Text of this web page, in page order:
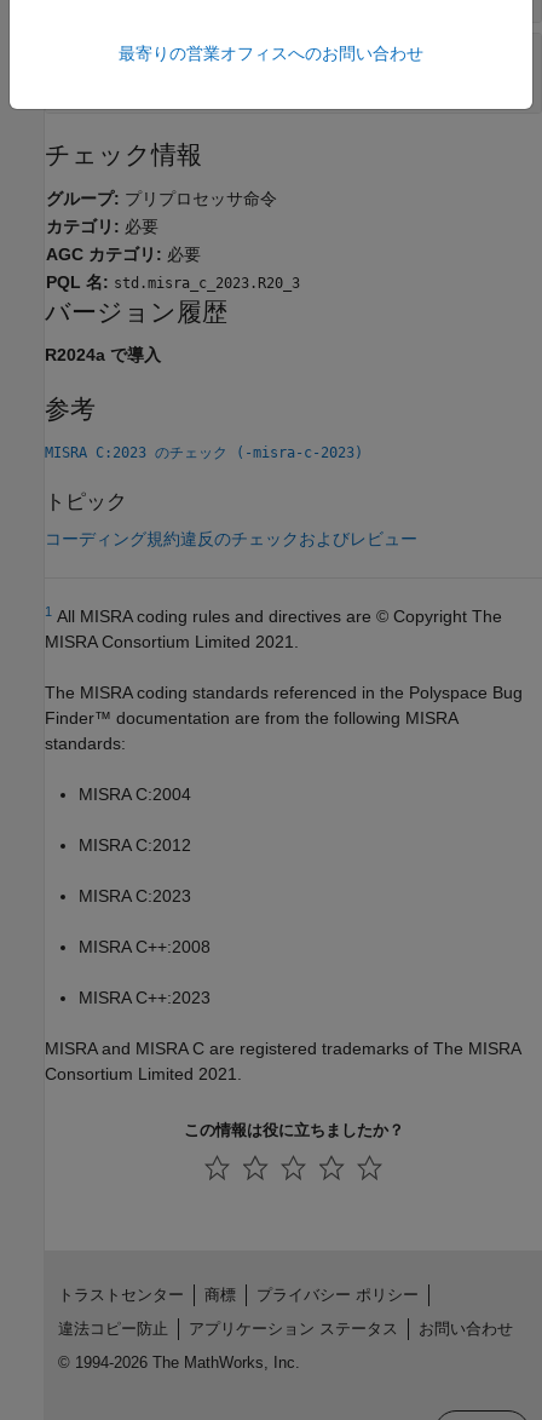
#include命令で不一致のかっこまたは引用符が
チェック情報
グループ: プリプロセッサ命令
カテゴリ: 必要
AGC カテゴリ: 必要
PQL 名: std.misra_c_2023.R20_3
バージョン履歴
R2024a で導入
参考
MISRA C:2023 のチェック (-misra-c-2023)
トピック
コーディング規約違反のチェックおよびレビュー
1 All MISRA coding rules and directives are © Copyright The
MISRA Consortium Limited 2021.
The MISRA coding standards referenced in the Polyspace Bug
Finder™ documentation are from the following MISRA
standards:
MISRA C:2004
MISRA C:2012
MISRA C:2023
MISRA C++:2008
MISRA C++:2023
MISRA and MISRA C are registered trademarks of The MISRA
Consortium Limited 2021.
この情報は役に立ちましたか？
最寄りの営業オフィスへのお問い合わせ
トラストセンター 商標
プライバシー ポリシー
違法コピー防止
アプリケーション ステータス
お問い合わせ
© 1994-2026 The MathWorks, Inc.